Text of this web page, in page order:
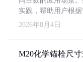
实践，帮助用户根
2026年8月4日
M20化学锚栓尺